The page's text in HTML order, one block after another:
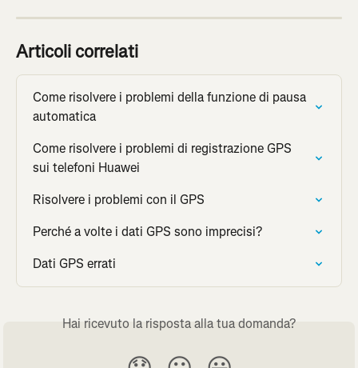
Articoli correlati
Come risolvere i problemi della funzione di pausa
automatica
Come risolvere i problemi di registrazione GPS
sui telefoni Huawei
Risolvere i problemi con il GPS
Perché a volte i dati GPS sono imprecisi?
Dati GPS errati
Hai ricevuto la risposta alla tua domanda?